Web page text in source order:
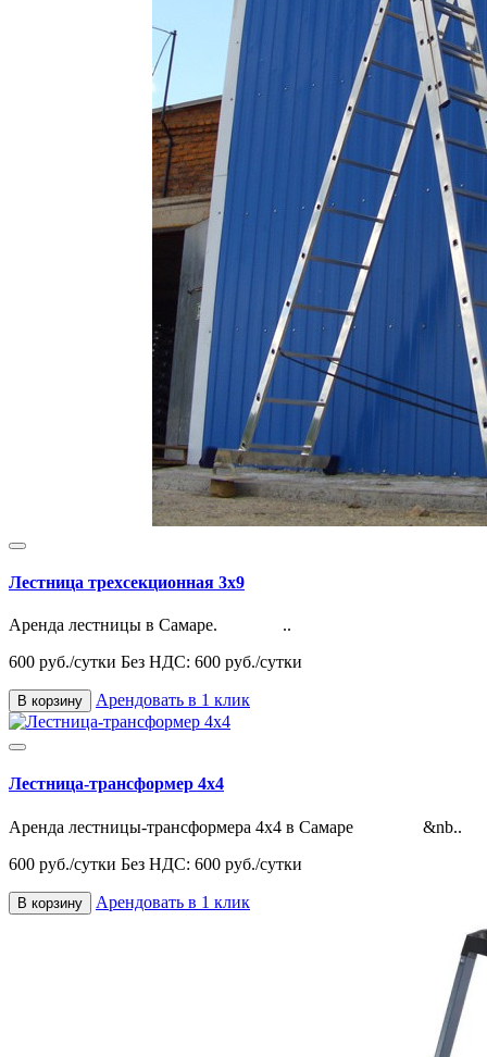
Лестница трехсекционная 3х9
Аренда лестницы в Самаре. ..
600 руб./сутки Без НДС: 600 руб./сутки
В корзину Арендовать в 1 клик
Лестница-трансформер 4х4
Аренда лестницы-трансформера 4х4 в Самаре &nb..
600 руб./сутки Без НДС: 600 руб./сутки
В корзину Арендовать в 1 клик